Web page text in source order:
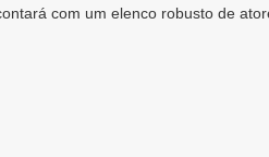
com um elenco robusto de